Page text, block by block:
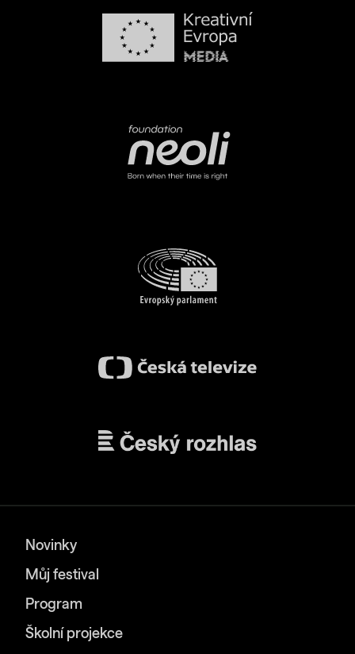
Novinky
Můj festival
Program
Školní projekce